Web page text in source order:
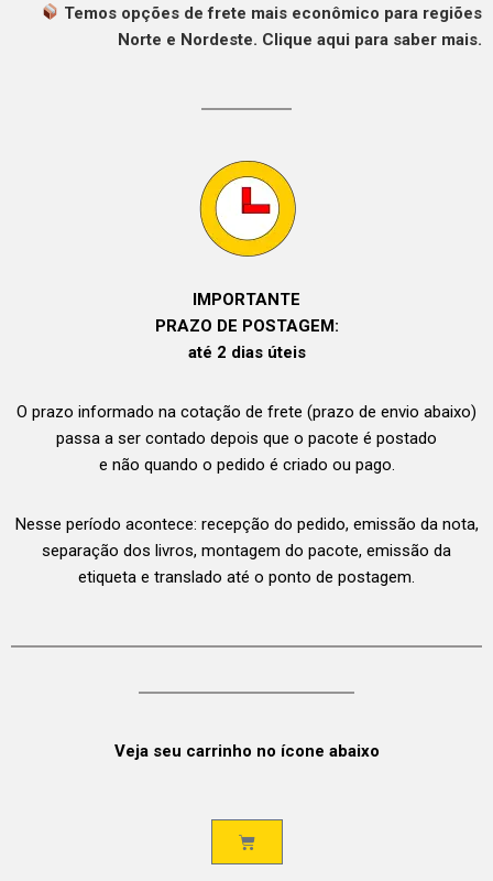
Temos opções de frete mais econômico para regiões
Norte e Nordeste. Clique aqui para saber mais.
IMPORTANTE
PRAZO DE POSTAGEM:
até 2 dias úteis
O prazo informado na cotação de frete (prazo de envio abaixo)
passa a ser contado depois que o pacote é postado
e não quando o pedido é criado ou pago.
Nesse período acontece: recepção do pedido, emissão da nota,
separação dos livros, montagem do pacote, emissão da
etiqueta e translado até o ponto de postagem.
Veja seu carrinho no ícone abaixo